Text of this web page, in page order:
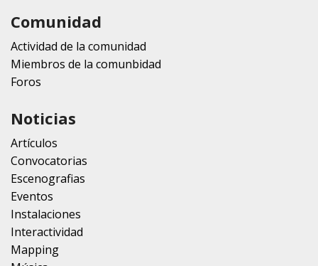
Comunidad
Actividad de la comunidad
Miembros de la comunbidad
Foros
Noticias
Artículos
Convocatorias
Escenografias
Eventos
Instalaciones
Interactividad
Mapping